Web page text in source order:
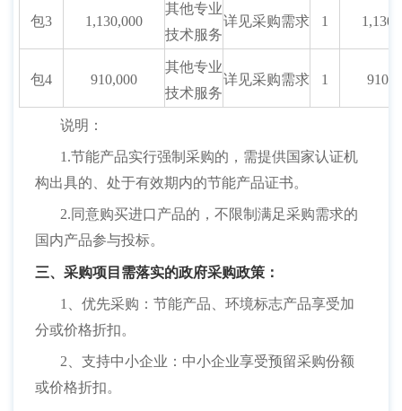
包3 1,130,000
其他专业
技术服务
详见采购需求 1
包4 910,000
其他专业
技术服务
详见采购需求 1
说明：
1.节能产品实行强制采购的，需提供国家认证机
构出具的、处于有效期内的节能产品证书。
2.同意购买进口产品的，不限制满足采购需求的
国内产品参与投标。
三、采购项目需落实的政府采购政策：
1、优先采购：节能产品、环境标志产品享受加
分或价格折扣。
2、支持中小企业：中小企业享受预留采购份额
或价格折扣。